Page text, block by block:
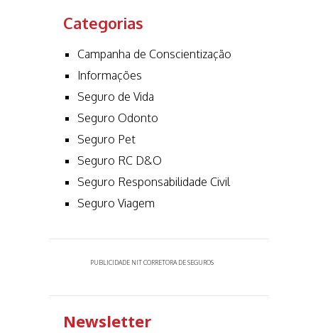
Categorias
Campanha de Conscientização
Informações
Seguro de Vida
Seguro Odonto
Seguro Pet
Seguro RC D&O
Seguro Responsabilidade Civil
Seguro Viagem
PUBLICIDADE NIT CORRETORA DE SEGUROS
Newsletter